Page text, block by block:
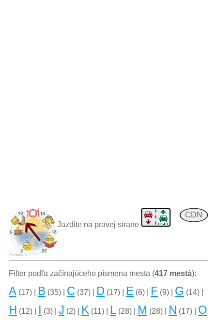
CDN
Jazdite na pravej strane
Filter podľa začínajúceho písmena mesta (417 mestá):
A(17) | B (35) | C (37) | D(17) | E (6) | F (9) | G (14) |
H (12) | I (3) | J (2) | K (11) | L(28) | M (28) | N (17) | O